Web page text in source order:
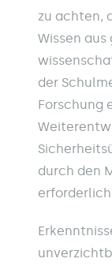
zu achten,
Wissen
der
Forschung
durch den